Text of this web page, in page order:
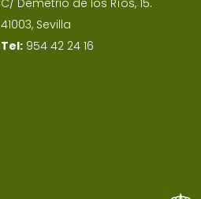
41003, Sevilla
Tel: 954 42 24 16